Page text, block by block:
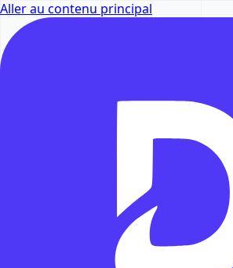
Aller au contenu principal